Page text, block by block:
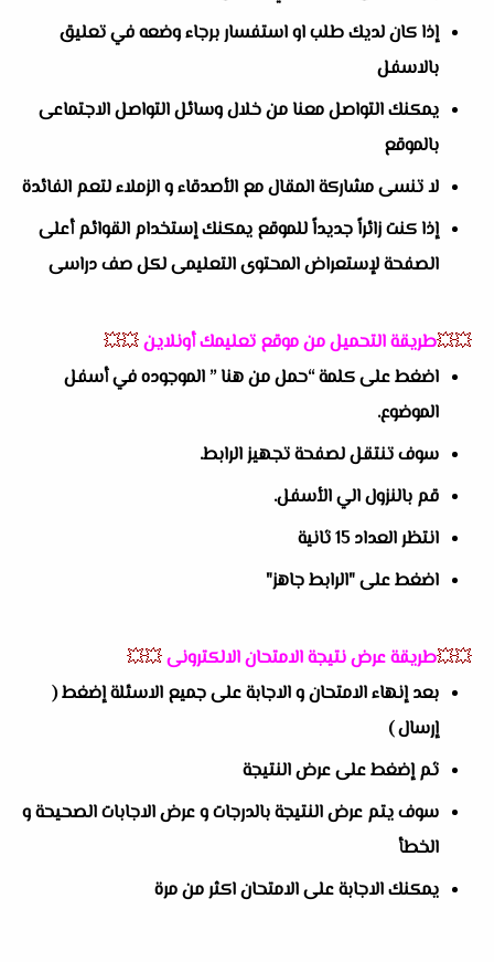
إذا كان لديك طلب او استفسار برجاء وضعه في تعليق
بالاسفل
يمكنك التواصل معنا من خلال وسائل التواصل الاجتماعى
بالموقع
لا تنسى مشاركة المقال مع الأصدقاء و الزملاء لتعم الفائدة
إذا كنت زائراً جديداً للموقع يمكنك إستخدام القوائم أعلى
الصفحة لإستعراض المحتوى التعليمى لكل صف دراسى
💥💥طريقة التحميل من موقع تعليمك أونلاين💥💥
اضغط على كلمة “حمل من هنا ” الموجوده في أسفل
الموضوع.
سوف تنتقل لصفحة تجهيز الرابط.
قم بالنزول الي الأسفل.
انتظر العداد 15 ثانية
اضغط على "الرابط جاهز"
💥💥طريقة عرض نتيجة الامتحان الالكترونى💥💥
بعد إنهاء الامتحان و الاجابة على جميع الاسئلة إضغط (
إرسال )
ثم إضغط على عرض النتيجة
سوف يتم عرض النتيجة بالدرجات و عرض الاجابات الصحيحة و
الخطأ
يمكنك الاجابة على الامتحان اكثر من مرة